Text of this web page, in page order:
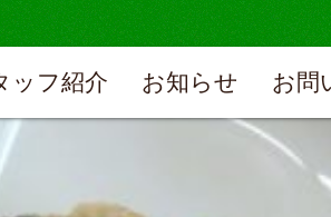
ッフ紹介 お知らせ お問